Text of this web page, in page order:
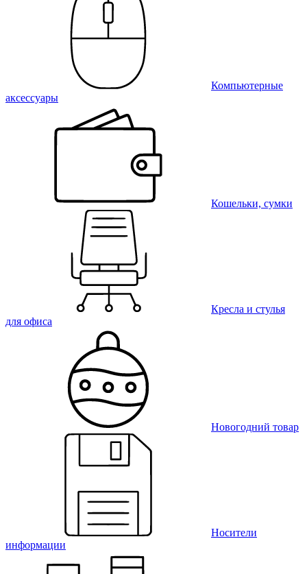
Компьютерные
аксессуары
Кошельки, сумки
Кресла и стулья
для офиса
Новогодний товар
Носители
информации